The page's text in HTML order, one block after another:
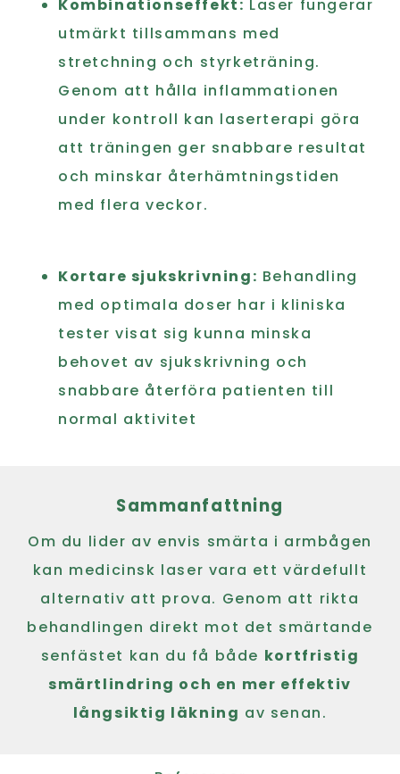
Kombinationseffekt: Laser fungerar
utmärkt tillsammans med
stretchning och styrketräning.
Genom att hålla inflammationen
under kontroll kan laserterapi göra
att träningen ger snabbare resultat
och minskar återhämtningstiden
med flera veckor.
Kortare sjukskrivning: Behandling
med optimala doser har i kliniska
tester visat sig kunna minska
behovet av sjukskrivning och
snabbare återföra patienten till
normal aktivitet
Sammanfattning
Om du lider av envis smärta i armbågen
kan medicinsk laser vara ett värdefullt
alternativ att prova. Genom att rikta
behandlingen direkt mot det smärtande
senfästet kan du få både kortfristig
smärtlindring och en mer effektiv
långsiktig läkning av senan.